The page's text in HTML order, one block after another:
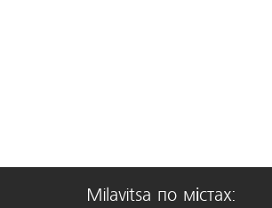
Milavitsa по містах: